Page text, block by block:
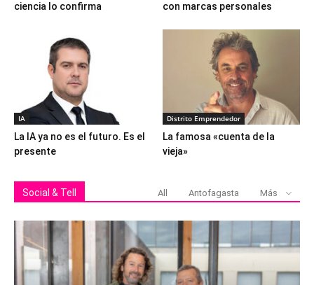
ciencia lo confirma
con marcas personales
IA
La IA ya no es el futuro. Es el
presente
Distrito Emprendedor
La famosa «cuenta de la
vieja»
Social & Tell All Antofagasta Más